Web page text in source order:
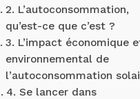
2. L’autoconsommation,
qu’est-ce que c’est ?
3. L’impact économique
environnemental de
l’autoconsommation
4. Se lancer dans